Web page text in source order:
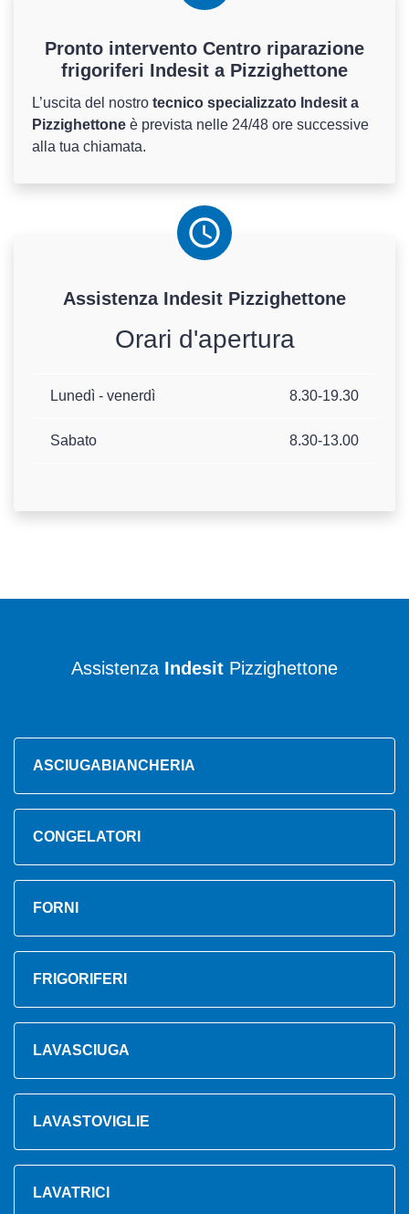
Pronto intervento Centro riparazione
frigoriferi Indesit a Pizzighettone
L’uscita del nostro tecnico specializzato Indesit a
Pizzighettone è prevista nelle 24/48 ore successive
alla tua chiamata.
Assistenza Indesit Pizzighettone
Orari d'apertura
Lunedì - venerdì 8.30-19.30
Sabato 8.30-13.00
Assistenza Indesit Pizzighettone
ASCIUGABIANCHERIA
CONGELATORI
FORNI
FRIGORIFERI
LAVASCIUGA
LAVASTOVIGLIE
LAVATRICI